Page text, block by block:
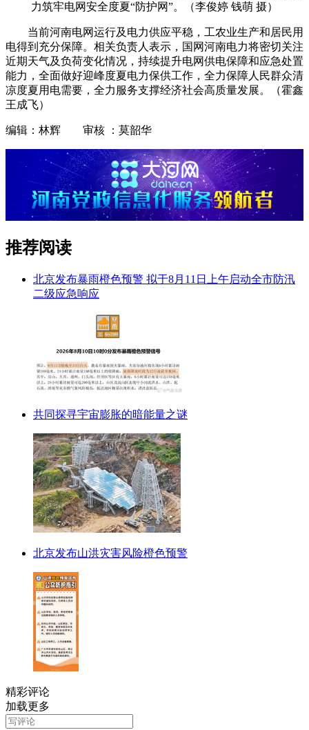
力筑牢电网安全度夏“防护网”。（李俊婷 钱萌 摄）
当前河南电网运行及电力供应平稳，工农业生产和居民用
电得到充分保障。相关负责人表示，国网河南电力将密切关注
近期天气及负荷变化情况，持续提升电网供电保障和应急处置
能力，全面做好迎峰度夏电力保供工作，全力保障人民群众清
凉度夏用电需要，全力服务支撑经济社会高质量发展。（霍鑫
王成飞）
编辑：林辉 审核 ：莫韶华
推荐阅读
北京发布暴雨橙色预警 拟于8月11日上午启动全市防汛
二级应急响应
共同探寻宇宙膨胀的暗能量之谜
北京发布山洪灾害风险橙色预警
精彩评论
加载更多